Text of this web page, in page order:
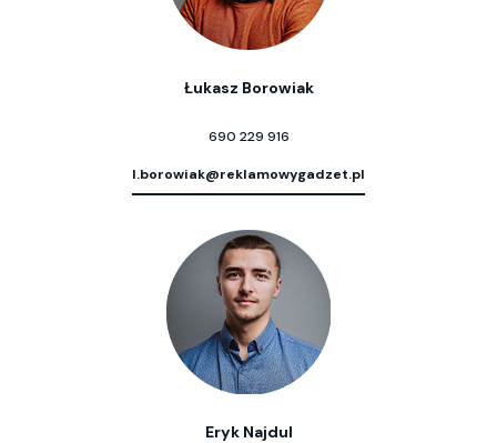
Łukasz Borowiak
690 229 916
l.borowiak@reklamowygadzet.pl
Eryk Najdul